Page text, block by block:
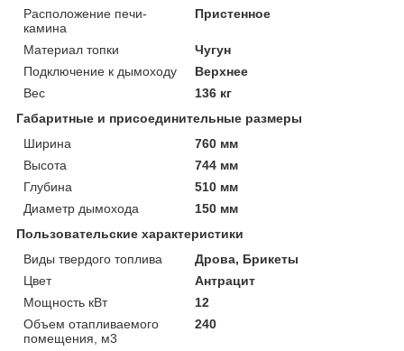
Расположение печи-
камина
Пристенное
Материал топки
Чугун
Подключение к дымоходу
Верхнее
Вес
136 кг
Габаритные и присоединительные размеры
Ширина
760 мм
Высота
744 мм
Глубина
510 мм
Диаметр дымохода
150 мм
Пользовательские характеристики
Виды твердого топлива
Дрова, Брикеты
Цвет
Антрацит
Мощность кВт
12
Объем отапливаемого
помещения, м3
240